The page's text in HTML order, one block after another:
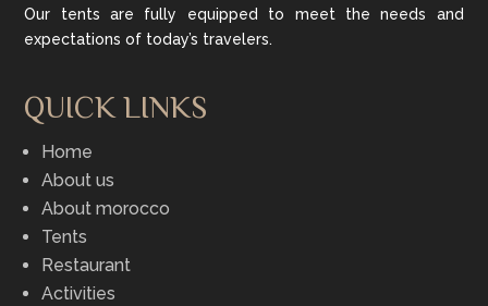
Our tents are fully equipped to meet the needs and
expectations of today’s travelers.
QUICK LINKS
Home
About us
About morocco
Tents
Restaurant
Activities